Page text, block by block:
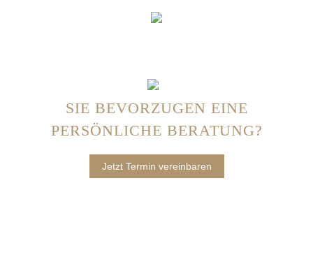
SIE BEVORZUGEN EINE
PERSÖNLICHE BERATUNG?
Jetzt Termin vereinbaren